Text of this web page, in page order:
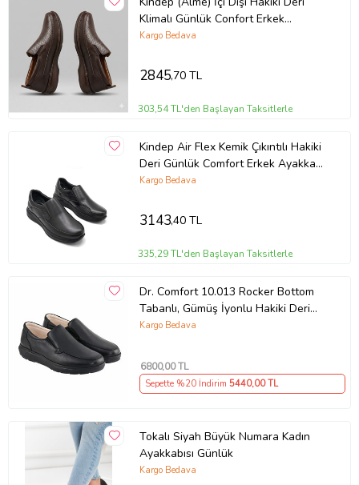
Klimalı Günlük Confort Erkek
Ayakkabı KAHVERENGİ
Kargo Bedava
2845,70 TL
303,54 TL'den Başlayan Taksitlerle
Kindep Air Flex Kemik Çıkıntılı Hakiki
Deri Günlük Comfort Erkek Ayakkabı
SİYAH
Kargo Bedava
3143,40 TL
335,29 TL'den Başlayan Taksitlerle
Dr. Comfort 10.013 Rocker Bottom
Tabanlı, Gümüş İyonlu Hakiki Deri
Erkek Ayakkabısı
Kargo Bedava
6800,00 TL
Sepette %20 İndirim 5440,00 TL
Tokalı Siyah Büyük Numara Kadın
Ayakkabısı Günlük
Kargo Bedava